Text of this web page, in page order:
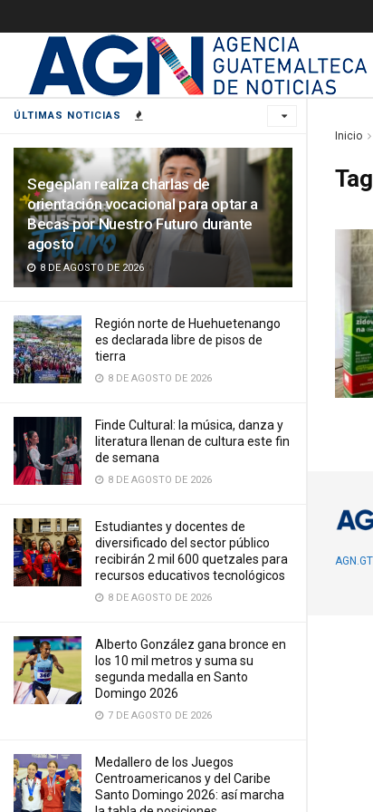
ÚLTIMAS NOTICIAS
Segeplan realiza charlas de
orientación vocacional para optar a
Becas por Nuestro Futuro durante
agosto
8 DE AGOSTO DE 2026
Región norte de Huehuetenango
es declarada libre de pisos de
tierra
8 DE AGOSTO DE 2026
Finde Cultural: la música, danza y
literatura llenan de cultura este fin
de semana
8 DE AGOSTO DE 2026
Estudiantes y docentes de
diversificado del sector público
recibirán 2 mil 600 quetzales para
recursos educativos tecnológicos
8 DE AGOSTO DE 2026
Alberto González gana bronce en
los 10 mil metros y suma su
segunda medalla en Santo
Domingo 2026
7 DE AGOSTO DE 2026
Medallero de los Juegos
Centroamericanos y del Caribe
Santo Domingo 2026: así marcha
Inicio